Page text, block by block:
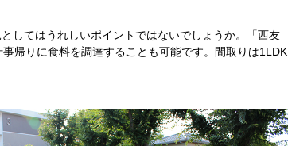
してはうれしいポイントではないでしょうか。「西友
帰りに食料を調達することも可能です。間取りは1LDK